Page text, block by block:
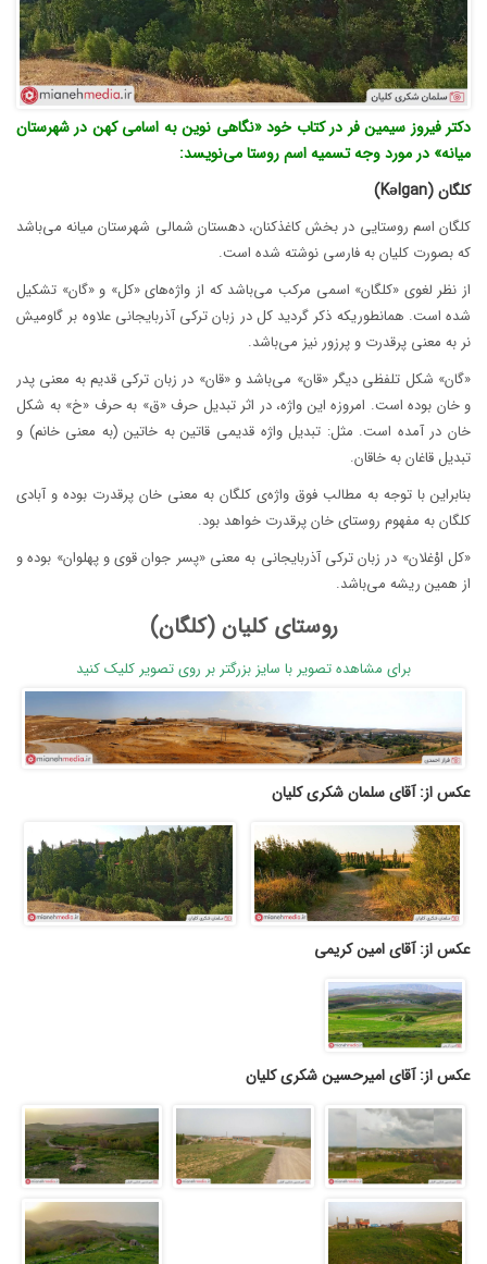
دکتر فیروز سیمین فر در کتاب خود «نگاهی نوین به اسامی کهن در شهرستان
میانه» در مورد وجه تسمیه اسم روستا می‌نویسد:
کلگان (Kəlgan)
کلگان اسم روستایی در بخش کاغذکنان، دهستان شمالی شهرستان میانه می‌باشد
که بصورت کلیان به فارسی نوشته شده است.
از نظر لغوی «کلگان» اسمی مرکب می‌باشد که از واژه‌های «کل» و «گان» تشکیل
شده است. همانطوریکه ذکر گردید کل در زبان ترکی آذربایجانی علاوه بر گاومیش
نر به معنی پرقدرت و پرزور نیز می‌باشد.
«گان» شکل تلفظی دیگر «قان» می‌باشد و «قان» در زبان ترکی قدیم به معنی پدر
و خان بوده است. امروزه این واژه، در اثر تبدیل حرف «ق» به حرف «خ» به شکل
خان در آمده است. مثل: تبدیل واژه قدیمی قاتین به خاتین (به معنی خانم) و
تبدیل قاغان به خاقان.
بنابراین با توجه به مطالب فوق واژه‌ی کلگان به معنی خان پرقدرت بوده و آبادی
کلگان به مفهوم روستای خان پرقدرت خواهد بود.
«کل اوْغلان» در زبان ترکی آذربایجانی به معنی «پسر جوان قوی و پهلوان» بوده و
از همین ریشه می‌باشد.
روستای کلیان (کلگان)
برای مشاهده تصویر با سایز بزرگتر بر روی تصویر کلیک کنید
عکس از: آقای سلمان شکری کلیان
عکس از: آقای امین کریمی
عکس از: آقای امیرحسین شکری کلیان